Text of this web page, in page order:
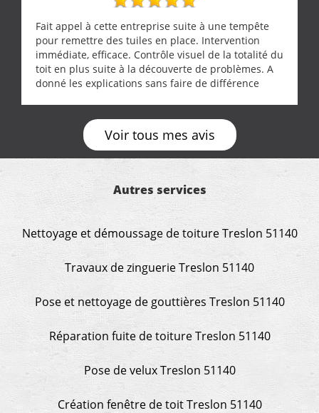
Fait appel à cette entreprise suite à une tempête
pour remettre des tuiles en place. Intervention
immédiate, efficace. Contrôle visuel de la totalité du
toit en plus suite à la découverte de problèmes. A
donné les explications sans faire de différence
Voir tous mes avis
Autres services
Nettoyage et démoussage de toiture Treslon 51140
Travaux de zinguerie Treslon 51140
Pose et nettoyage de gouttières Treslon 51140
Réparation fuite de toiture Treslon 51140
Pose de velux Treslon 51140
Création fenêtre de toit Treslon 51140